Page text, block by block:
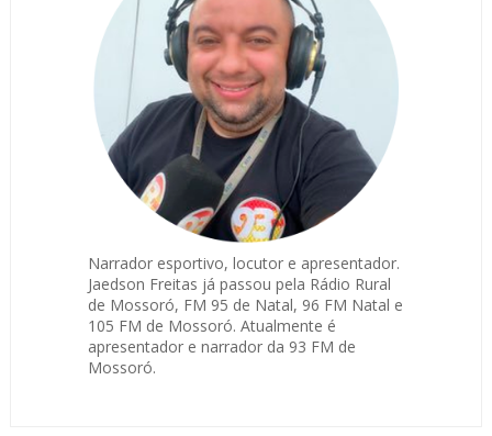
Narrador esportivo, locutor e apresentador.
Jaedson Freitas já passou pela Rádio Rural
de Mossoró, FM 95 de Natal, 96 FM Natal e
105 FM de Mossoró. Atualmente é
apresentador e narrador da 93 FM de
Mossoró.